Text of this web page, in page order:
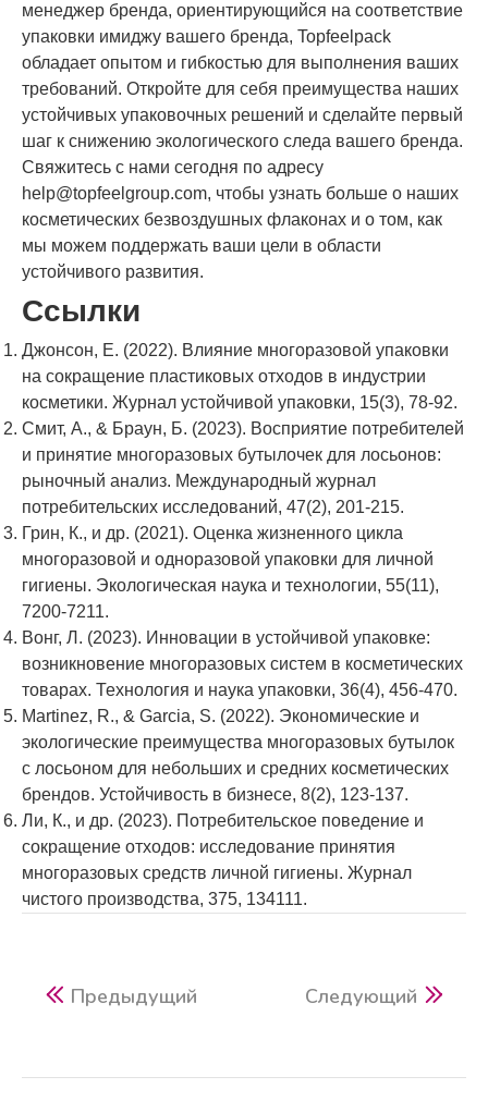
менеджер бренда, ориентирующийся на соответствие
упаковки имиджу вашего бренда, Topfeelpack
обладает опытом и гибкостью для выполнения ваших
требований. Откройте для себя преимущества наших
устойчивых упаковочных решений и сделайте первый
шаг к снижению экологического следа вашего бренда.
Свяжитесь с нами сегодня по адресу
help@topfeelgroup.com, чтобы узнать больше о наших
косметических безвоздушных флаконах и о том, как
мы можем поддержать ваши цели в области
устойчивого развития.
Ссылки
Джонсон, Е. (2022). Влияние многоразовой упаковки
на сокращение пластиковых отходов в индустрии
косметики. Журнал устойчивой упаковки, 15(3), 78-92.
Смит, А., & Браун, Б. (2023). Восприятие потребителей
и принятие многоразовых бутылочек для лосьонов:
рыночный анализ. Международный журнал
потребительских исследований, 47(2), 201-215.
Грин, К., и др. (2021). Оценка жизненного цикла
многоразовой и одноразовой упаковки для личной
гигиены. Экологическая наука и технологии, 55(11),
7200-7211.
Вонг, Л. (2023). Инновации в устойчивой упаковке:
возникновение многоразовых систем в косметических
товарах. Технология и наука упаковки, 36(4), 456-470.
Martinez, R., & Garcia, S. (2022). Экономические и
экологические преимущества многоразовых бутылок
с лосьоном для небольших и средних косметических
брендов. Устойчивость в бизнесе, 8(2), 123-137.
Ли, К., и др. (2023). Потребительское поведение и
сокращение отходов: исследование принятия
многоразовых средств личной гигиены. Журнал
чистого производства, 375, 134111.
Предыдущий Следующий